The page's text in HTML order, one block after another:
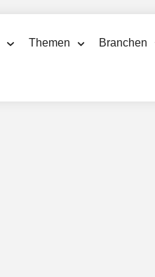
Themen Branchen